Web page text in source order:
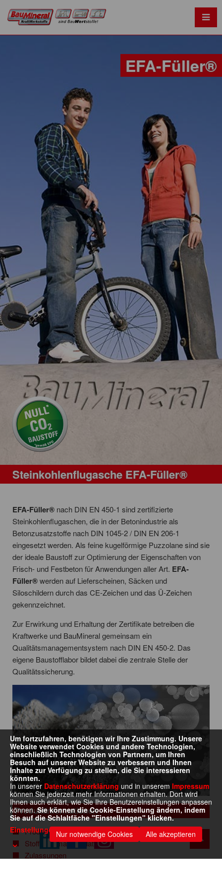
EFA-Füller®
Steinkohlenflugasche EFA-Füller®
EFA-Füller® nach DIN EN 450-1 sind zertifizierte
Steinkohlenflugaschen, die in der Betonindustrie als
Betonzusatzstoffe nach DIN 1045-2 / DIN EN 206-1
eingesetzt werden. Als feine kugelförmige Puzzolane sind sie
der ideale Baustoff zur Optimierung der Eigenschaften von
Frisch- und Festbeton für Anwendungen aller Art. EFA-
Füller®werden auf Lieferscheinen, Säcken und
Siloschildern durch das CE-Zeichen und das Ü-Zeichen
gekennzeichnet.
Zur Erwirkung und Erhaltung der Zertifikate betreiben die
Kraftwerke und BauMineral gemeinsam ein
Qualitätsmanagementsystem nach DIN EN 450-2. Das
eigene Baustofflabor bildet dabei die zentrale Stelle der
Qualitätssicherung.
Produktinformationen
Produktdatenblätter
Stoff-Informationsblätter
Zulassungen
Um fortzufahren, benötigen wir Ihre Zustimmung. Unsere
Website verwendet Cookies und andere Technologien,
einschließlich Technologien von Partnern, um Ihren
Besuch auf unserer Website zu verbessern und Ihnen
Inhalte zur Verfügung zu stellen, die Sie interessieren
könnten.
In unserer Datenschutzerklärung und in unserem Impressum
können Sie jederzeit mehr Informationen erhalten. Dort wird
Ihnen auch erklärt, wie Sie Ihre Benutzereinstellungen anpassen
können.Sie können die Cookie-Einstellung ändern, indem
Sie auf die Schlaltfäche "Einstellungen" klicken.
Nur notwendige Cookies
Alle akzeptieren
Einstellungen